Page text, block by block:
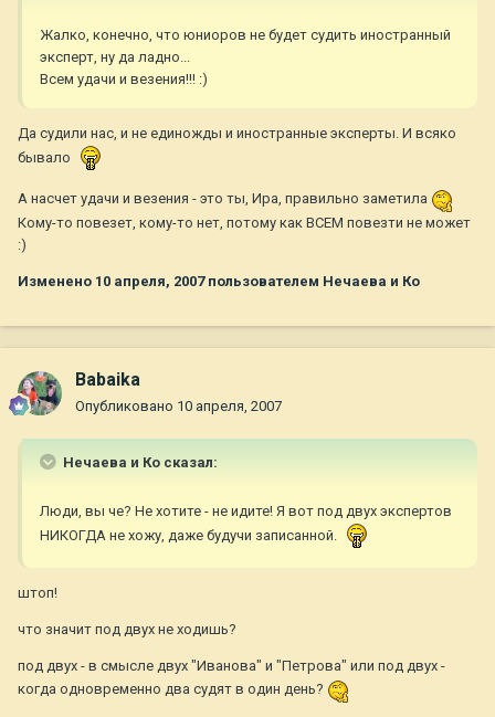
Жалко, конечно, что юниоров не будет судить иностранный
эксперт, ну да ладно...
Всем удачи и везения!!! :)
Да судили нас, и не единожды и иностранные эксперты. И всяко
бывало
А насчет удачи и везения - это ты, Ира, правильно заметила
Кому-то повезет, кому-то нет, потому как ВСЕМ повезти не может
:)
Изменено 10 апреля, 2007пользователем Нечаева и Ко
Babaika
Опубликовано 10 апреля, 2007
Нечаева и Ко сказал:
Люди, вы че? Не хотите - не идите! Я вот под двух экспертов
НИКОГДА не хожу, даже будучи записанной.
штоп!
что значит под двух не ходишь?
под двух - в смысле двух "Иванова" и "Петрова" или под двух -
когда одновременно два судят в один день?